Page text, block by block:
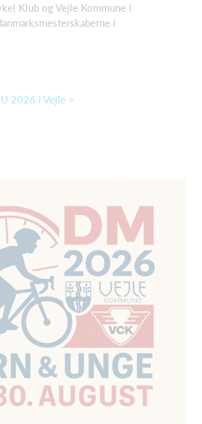
Klub og Vejle Kommune i
i
2026 i Vejle >